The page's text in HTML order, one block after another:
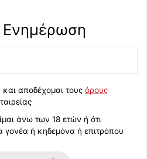
αποδέχομαι τους όρους
άνω των 18 ετών ή ότι
γονέα ή κηδεμόνα ή επιτρόπου